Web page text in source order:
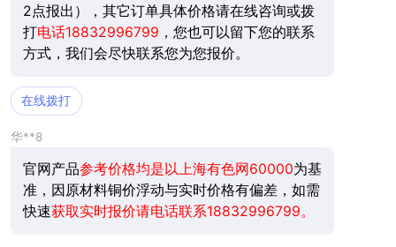
2点报出），其它订单具体价格请在线咨询或拨
打电话18832996799 ，您也可以留下您的联系
方式，我们会尽快联系您为您报价。
在线拨打
华**8
官网产品参考价格均是以上海有色网60000为基
准， 因原材料铜价浮动与实时价格有偏差，如需
快速获取实时报价请电话联系18832996799。